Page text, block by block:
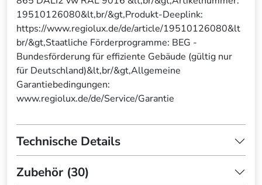
19510126080&lt,br/&gt,Produkt-Deeplink:
https://www.regiolux.de/de/article/19510126080&lt
br/&gt,Staatliche Förderprogramme: BEG -
Bundesförderung für effiziente Gebäude (gültig nur
für Deutschland)&lt,br/&gt,Allgemeine
Garantiebedingungen:
www.regiolux.de/de/Service/Garantie
Technische Details
Zubehör (30)